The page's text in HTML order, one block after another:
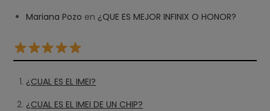
Mariana Pozo en ¿QUE ES MEJOR INFINIX O HONOR?
¿CUAL ES EL IMEI?
¿CUAL ES EL IMEI DE UN CHIP?